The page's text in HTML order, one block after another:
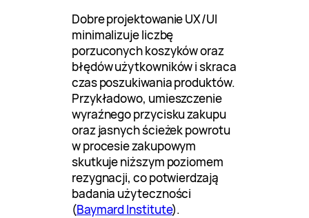
Dobre projektowanie UX/UI
minimalizuje liczbę
porzuconych koszyków oraz
błędów użytkowników i skraca
czas poszukiwania produktów.
Przykładowo, umieszczenie
wyraźnego przycisku zakupu
oraz jasnych ścieżek powrotu
w procesie zakupowym
skutkuje niższym poziomem
rezygnacji, co potwierdzają
badania użyteczności
(Baymard Institute).